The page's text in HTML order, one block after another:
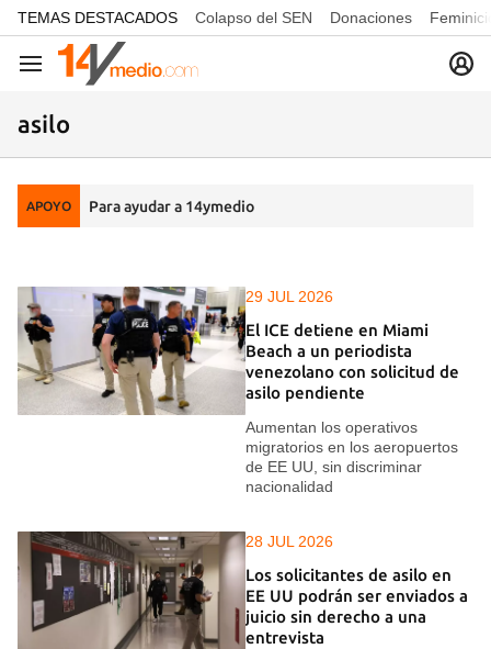
common.go-to-content
TEMAS DESTACADOS Colapso del SEN Donaciones
Navegación
asilo
APOYO Para ayudar a 14ymedio
29 JUL 2026
El ICE detiene en Miami
Beach a un periodista
venezolano con solicitud de
asilo pendiente
Aumentan los operativos
migratorios en los aeropuertos
de EE UU, sin discriminar
nacionalidad
28 JUL 2026
Los solicitantes de asilo en
EE UU podrán ser enviados a
juicio sin derecho a una
entrevista